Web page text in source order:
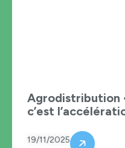
Agrodistribution
c’est
19/11/2025